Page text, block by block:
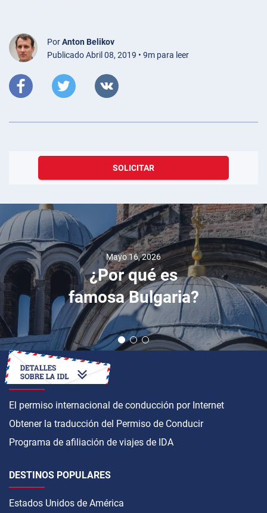
PorAnton Belikov
Publicado Abril 08, 2019 • 9m para leer
SOLICITAR
Mayo 16, 2026
¿Por qué es
famosa Bulgaria?
CÓMO OBTENER
El permiso internacional de conducción por Internet
Obtener la traducción del Permiso de Conducir
Programa de afiliación de viajes de IDA
DESTINOS POPULARES
Estados Unidos de América